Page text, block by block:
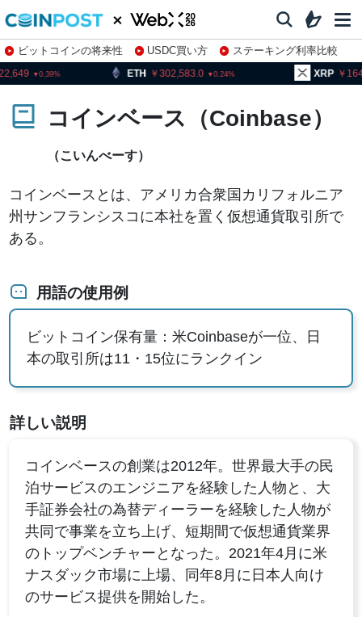
ビットコインの将来性 USDC買い方
ステーキング利率比較
株特集・関連銘柄
0.39 ETH 302,583.0 0.24 XRP 164.23
コインベース（Coinbase）
（こいんべーす）
コインベースとは、アメリカ合衆国カリフォルニア
州サンフランシスコに本社を置く仮想通貨取引所で
ある。
用語の使用例
ビットコイン保有量：米Coinbaseが一位、日
本の取引所は11・15位にランクイン
詳しい説明
コインベースの創業は2012年。世界最大手の民
泊サービスのエンジニアを経験した人物と、大
手証券会社の為替ディーラーを経験した人物が
共同で事業を立ち上げ、短期間で仮想通貨業界
のトップベンチャーとなった。2021年4月に米
ナスダック市場に上場、同年8月に日本人向け
のサービス提供を開始した。